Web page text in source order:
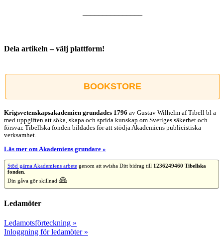
Dela artikeln – välj plattform!
post
BOOKSTORE
Krigsvetenskap­sakademien grundades 1796 av Gustav Wilhelm af Tibell bl a
med uppgiften att söka, skapa och sprida kunskap om Sveriges säkerhet och
försvar. Tibellska fonden bildades för att stödja Akademiens publicistiska
verksamhet.
Läs mer om Akademiens grundare »
Stöd gärna Akademiens arbetegenom att swisha Ditt bidrag till 1236249460 Tibellska
fonden.
Din gåva gör skillnad 🙏
Ledamöter
Ledamotsförteckning »
Inloggning för ledamöter »